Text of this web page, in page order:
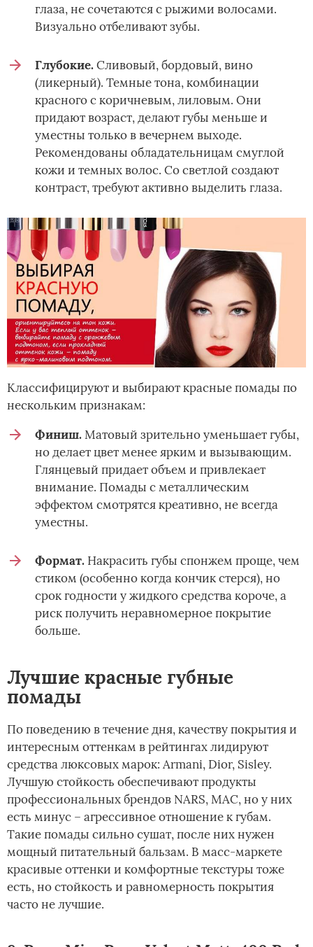
глаза, не сочетаются с рыжими волосами.
Визуально отбеливают зубы.
Глубокие.Сливовый, бордовый, вино
(ликерный). Темные тона, комбинации
красного с коричневым, лиловым. Они
придают возраст, делают губы меньше и
уместны только в вечернем выходе.
Рекомендованы обладательницам смуглой
кожи и темных волос. Со светлой создают
контраст, требуют активно выделить глаза.
Классифицируют и выбирают красные помады по
нескольким признакам:
Финиш.Матовый зрительно уменьшает губы,
но делает цвет менее ярким и вызывающим.
Глянцевый придает объем и привлекает
внимание. Помады с металлическим
эффектом смотрятся креативно, не всегда
уместны.
Формат. Накрасить губы спонжем проще, чем
стиком (особенно когда кончик стерся), но
срок годности у жидкого средства короче, а
риск получить неравномерное покрытие
больше.
Лучшие красные губные
помады
По поведению в течение дня, качеству покрытия и
интересным оттенкам в рейтингах лидируют
средства люксовых марок: Armani, Dior, Sisley.
Лучшую стойкость обеспечивают продукты
профессиональных брендов NARS, MAC, но у них
есть минус – агрессивное отношение к губам.
Такие помады сильно сушат, после них нужен
мощный питательный бальзам. В масс-маркете
красивые оттенки и комфортные текстуры тоже
есть, но стойкость и равномерность покрытия
часто не лучшие.